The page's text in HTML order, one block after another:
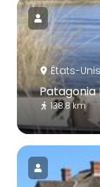
États-
Patagonia
138.8 km